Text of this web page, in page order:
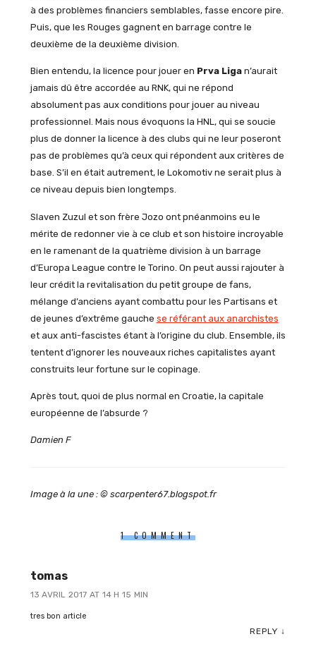
à des problèmes financiers semblables, fasse encore pire.
Puis, que les Rouges gagnent en barrage contre le
deuxième de la deuxième division.
Bien entendu, la licence pour jouer en Prva Ligan’aurait
jamais dû être accordée au RNK, qui ne répond
absolument pas aux conditions pour jouer au niveau
professionnel. Mais nous évoquons la HNL, qui se soucie
plus de donner la licence à des clubs qui ne leur poseront
pas de problèmes qu’à ceux qui répondent aux critères de
base. S’il en était autrement, le Lokomotiv ne serait plus à
ce niveau depuis bien longtemps.
Slaven Zuzul et son frère Jozo ont pnéanmoins eu le
mérite de redonner vie à ce club et son histoire incroyable
en le ramenant de la quatrième division à un barrage
d’Europa League contre le Torino. On peut aussi rajouter à
leur crédit la revitalisation du petit groupe de fans,
mélange d’anciens ayant combattu pour les Partisans et
de jeunes d’extrême gauche se référant aux anarchistes
et aux anti-fascistes étant à l’origine du club. Ensemble, ils
tentent d’ignorer les nouveaux riches capitalistes ayant
construits leur fortune sur le copinage.
Après tout, quoi de plus normal en Croatie, la capitale
européenne de l’absurde ?
Damien F
Image à la une : © scarpenter67.blogspot.fr
1 COMMENT
tomas
13 AVRIL 2017 AT 14 H 15 MIN
tres bon article
REPLY ↓